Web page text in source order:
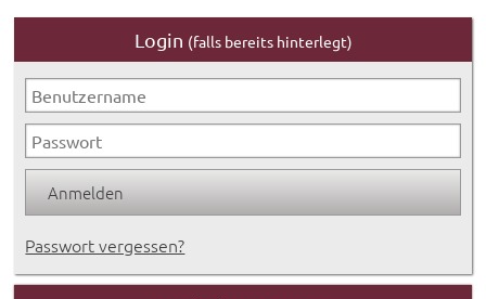
Login (falls bereits hinterlegt)
Passwort vergessen?